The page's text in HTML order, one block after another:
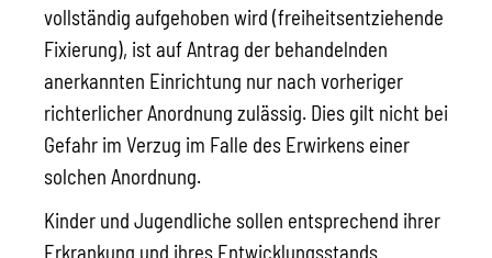
vollständig aufgehoben wird (freiheitsentziehende
Fixierung), ist auf Antrag der behandelnden
anerkannten Einrichtung nur nach vorheriger
richterlicher Anordnung zulässig. Dies gilt nicht bei
Gefahr im Verzug im Falle des Erwirkens einer
solchen Anordnung.
Kinder und Jugendliche sollen entsprechend ihrer
Erkrankung und ihres Entwicklungsstands